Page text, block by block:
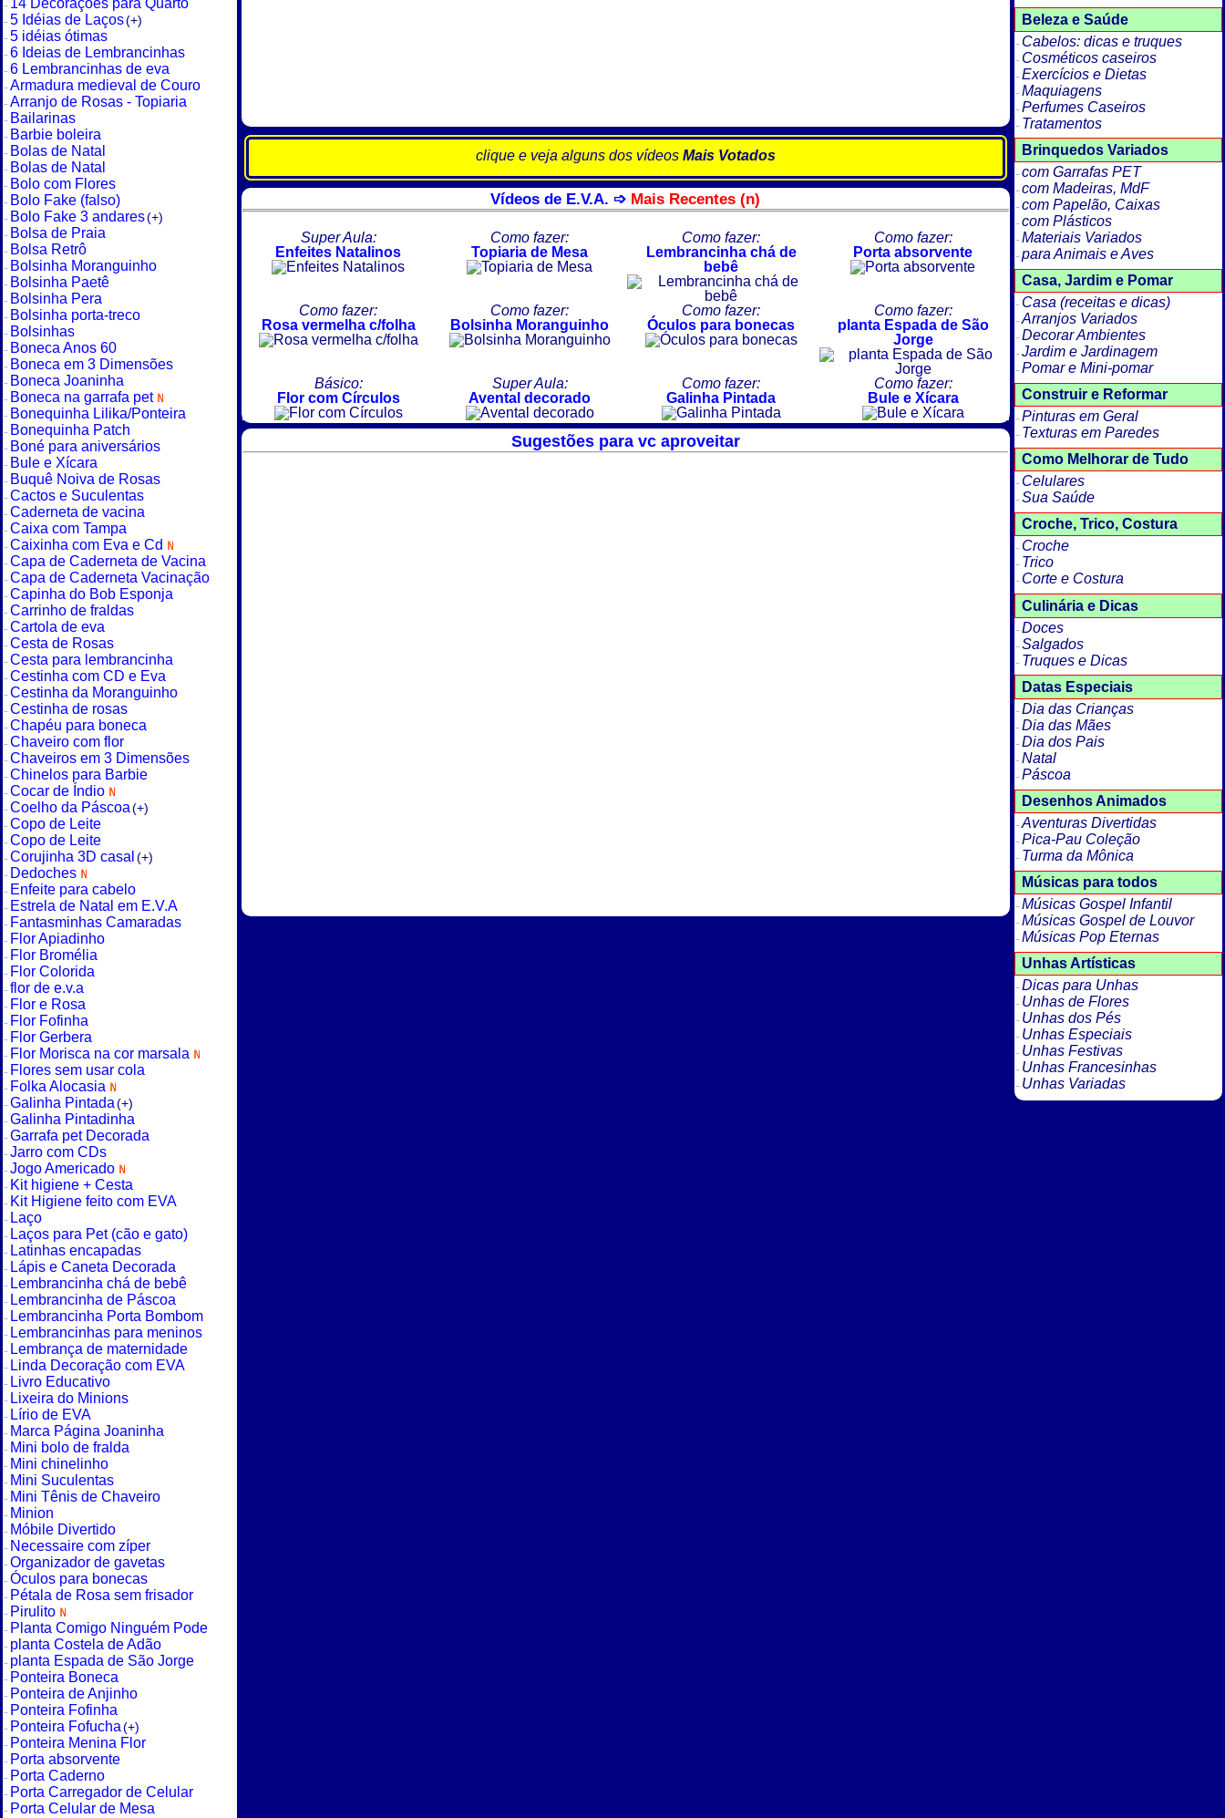
14 Decorações para Quarto
5 Idéias de Laços(+)
5 idéias ótimas
6 Ideias de Lembrancinhas
6 Lembrancinhas de eva
Armadura medieval de Couro
Arranjo de Rosas - Topiaria
Bailarinas
Barbie boleira
Bolas de Natal
Bolas de Natal
Bolo com Flores
Bolo Fake (falso)
Bolo Fake 3 andares(+)
Bolsa de Praia
Bolsa Retrô
Bolsinha Moranguinho
Bolsinha Paetê
Bolsinha Pera
Bolsinha porta-treco
Bolsinhas
Boneca Anos 60
Boneca em 3 Dimensões
Boneca Joaninha
Boneca na garrafa pet
Bonequinha Lilika/Ponteira
Bonequinha Patch
Boné para aniversários
Bule e Xícara
Buquê Noiva de Rosas
Cactos e Suculentas
Caderneta de vacina
Caixa com Tampa
Caixinha com Eva e Cd
Capa de Caderneta de Vacina
Capa de Caderneta Vacinação
Capinha do Bob Esponja
Carrinho de fraldas
Cartola de eva
Cesta de Rosas
Cesta para lembrancinha
Cestinha com CD e Eva
Cestinha da Moranguinho
Cestinha de rosas
Chapéu para boneca
Chaveiro com flor
Chaveiros em 3 Dimensões
Chinelos para Barbie
Cocar de Índio
Coelho da Páscoa (+)
Copo de Leite
Copo de Leite
Corujinha 3D casal (+)
Dedoches
Enfeite para cabelo
Estrela de Natal em E.V.A
Fantasminhas Camaradas
Flor Apiadinho
Flor Bromélia
Flor Colorida
flor de e.v.a
Flor e Rosa
Flor Fofinha
Flor Gerbera
Flor Morisca na cor marsala
Flores sem usar cola
Folka Alocasia
Galinha Pintada (+)
Galinha Pintadinha
Garrafa pet Decorada
Jarro com CDs
Jogo Americado
Kit higiene + Cesta
Kit Higiene feito com EVA
Laço
Laços para Pet (cão e gato)
Latinhas encapadas
Lápis e Caneta Decorada
Lembrancinha chá de bebê
Lembrancinha de Páscoa
Lembrancinha Porta Bombom
Lembrancinhas para meninos
Lembrança de maternidade
Linda Decoração com EVA
Livro Educativo
Lixeira do Minions
Lírio de EVA
Marca Página Joaninha
Mini bolo de fralda
Mini chinelinho
Mini Suculentas
Mini Tênis de Chaveiro
Minion
Móbile Divertido
Necessaire com zíper
Organizador de gavetas
Óculos para bonecas
Pétala de Rosa sem frisador
Pirulito
Planta Comigo Ninguém Pode
planta Costela de Adão
planta Espada de São Jorge
Ponteira Boneca
Ponteira de Anjinho
Ponteira Fofinha
Ponteira Fofucha (+)
Ponteira Menina Flor
Porta absorvente
Porta Caderno
Porta Carregador de Celular
Porta Celular de Mesa
clique e veja alguns dos vídeos Mais Votados
Vídeos de E.V.A. ➩ Mais Recentes (n)
Super Aula:
Enfeites Natalinos
Como fazer:
Topiaria de Mesa
Como fazer:
Lembrancinha chá de
bebê
Como fazer:
Porta absorvente
Como fazer:
Rosa vermelha c/folha
Como fazer:
Bolsinha Moranguinho
Como fazer:
Óculos para bonecas
Como fazer:
planta Espada de São
Jorge
Básico:
Flor com Círculos
Super Aula:
Avental decorado
Como fazer:
Galinha Pintada
Como fazer:
Bule e Xícara
Sugestões para vc aproveitar
Beleza e Saúde
Cabelos: dicas e truques
Cosméticos caseiros
Exercícios e Dietas
Maquiagens
Perfumes Caseiros
Tratamentos
Brinquedos Variados
com Garrafas PET
com Madeiras, MdF
com Papelão, Caixas
com Plásticos
Materiais Variados
para Animais e Aves
Casa, Jardim e Pomar
Casa (receitas e dicas)
Arranjos Variados
Decorar Ambientes
Jardim e Jardinagem
Pomar e Mini-pomar
Construir e Reformar
Pinturas em Geral
Texturas em Paredes
Como Melhorar de Tudo
Celulares
Sua Saúde
Croche, Trico, Costura
Croche
Trico
Corte e Costura
Culinária e Dicas
Doces
Salgados
Truques e Dicas
Datas Especiais
Dia das Crianças
Dia das Mães
Dia dos Pais
Natal
Páscoa
Desenhos Animados
Aventuras Divertidas
Pica-Pau Coleção
Turma da Mônica
Músicas para todos
Músicas Gospel Infantil
Músicas Gospel de Louvor
Músicas Pop Eternas
Unhas Artísticas
Dicas para Unhas
Unhas de Flores
Unhas dos Pés
Unhas Especiais
Unhas Festivas
Unhas Francesinhas
Unhas Variadas